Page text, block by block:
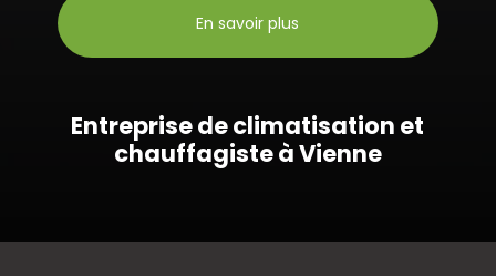
En savoir plus
Entreprise de climatisation et
chauffagiste à Vienne